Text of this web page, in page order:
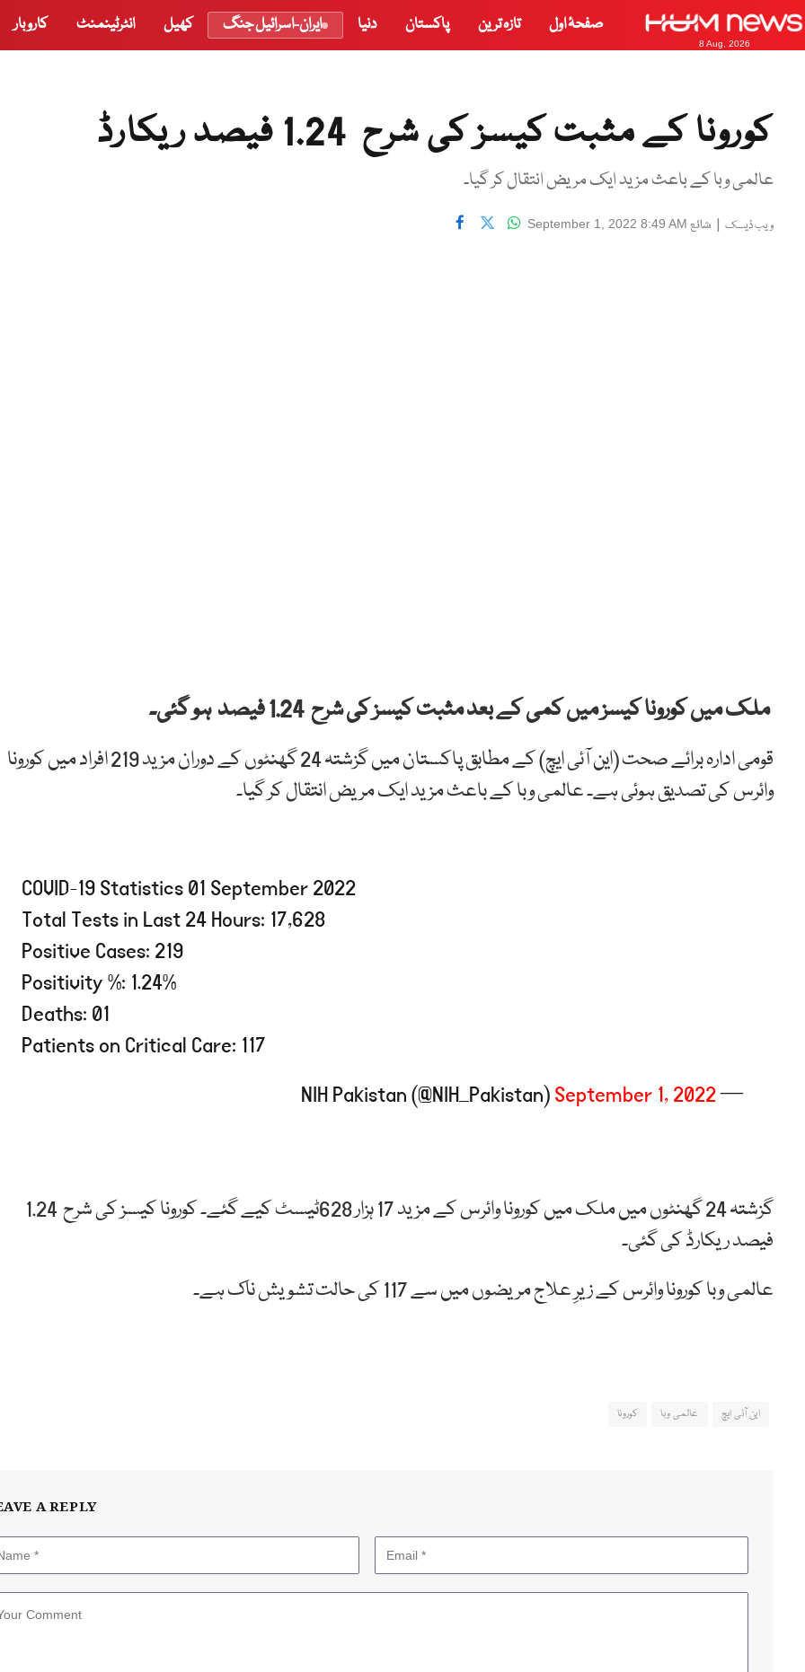
8 Aug, 2026
صفحۂ اول تازہ ترین پاکستان دنیا ایران-اسرائیل جنگ کھیل انٹرٹینمنٹ کاروبار
کورونا کے مثبت کیسز کی شرح 1.24 فیصد ریکارڈ
عالمی وبا کے باعث مزید ایک مریض انتقال کر گیا۔
ویب ڈیسک | شائع September 1, 2022 8:49 AM
ملک میں کورونا کیسز میں کمی کے بعد مثبت کیسز کی شرح 1.24 فیصد ہو گئی۔
قومی ادارہ برائے صحت (این آئی ایچ) کے مطابق پاکستان میں گزشتہ 24 گھنٹوں کے دوران مزید 219 افراد میں کورونا
وائرس کی تصدیق ہوئی ہے۔ عالمی وبا کے باعث مزید ایک مریض انتقال کر گیا۔
COVID-19 Statistics 01 September 2022
Total Tests in Last 24 Hours: 17,628
Positive Cases: 219
Positivity %: 1.24%
Deaths: 01
Patients on Critical Care: 117
— NIH Pakistan (@NIH_Pakistan)
September 1, 2022
گزشتہ 24 گھنٹوں میں ملک میں کورونا وائرس کے مزید 17 ہزار 628ٹیسٹ کیے گئے۔ کورونا کیسز کی شرح 1.24
فیصد ریکارڈ کی گئی۔
عالمی وبا کورونا وائرس کے زیرِ علاج مریضوں میں سے 117 کی حالت تشویش ناک ہے۔
این آئی ایچ عالمی وبا کورونا
A REPLY